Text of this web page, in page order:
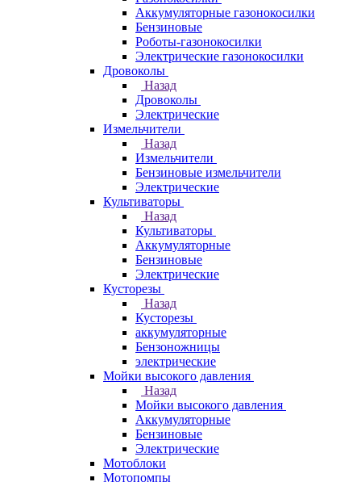
Аккумуляторные газонокосилки
Бензиновые
Роботы-газонокосилки
Электрические газонокосилки
Дровоколы
Назад
Дровоколы
Электрические
Измельчители
Назад
Измельчители
Бензиновые измельчители
Электрические
Культиваторы
Назад
Культиваторы
Аккумуляторные
Бензиновые
Электрические
Кусторезы
Назад
Кусторезы
аккумуляторные
Бензоножницы
электрические
Мойки высокого давления
Назад
Мойки высокого давления
Аккумуляторные
Бензиновые
Электрические
Мотоблоки
Мотопомпы